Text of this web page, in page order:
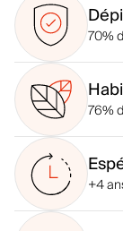
70%
76%
+4